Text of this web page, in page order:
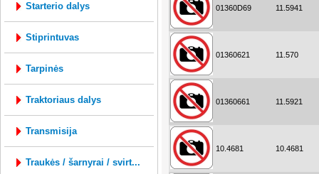
starterio dalys
stiprintuvas
tarpinės
traktoriaus dalys
transmisija
traukės / šarnyrai / svirt...
01360D69 11.5941
01360621 11.570
01360661 11.5921
10.4681 10.4681